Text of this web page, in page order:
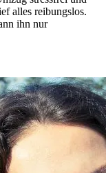
alles reibungslos.
ihn nur